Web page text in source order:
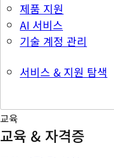
제품 지원
AI 서비스
기술 계정 관리
서비스 & 지원 탐색
교육
교육 & 자격증